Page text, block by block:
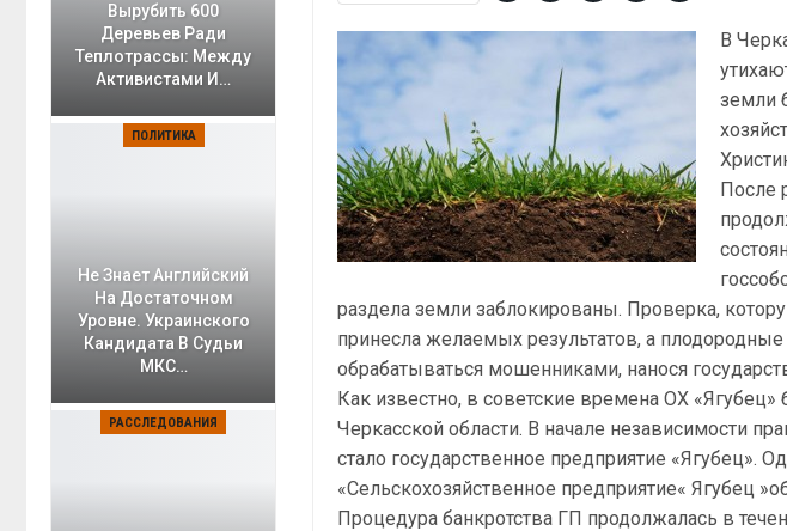
В
земли
После
раздела земли заблокированы. Проверка,
принесла желаемых результатов, а
обрабатываться мошенниками, нанося
Как известно, в советские времена ОХ
Черкасской области. В начале независимости
стало государственное предприятие «Ягубец».
«Сельскохозяйственное предприятие« Ягубец
Процедура банкротства ГП продолжалась в
Вырубить 600
Деревьев Ради
Теплотрассы: Между
Активистами И…
ПОЛИТИКА
Не Знает Английский
На Достаточном
Уровне. Украинского
Кандидата В Судьи
МКС…
РАССЛЕДОВАНИЯ